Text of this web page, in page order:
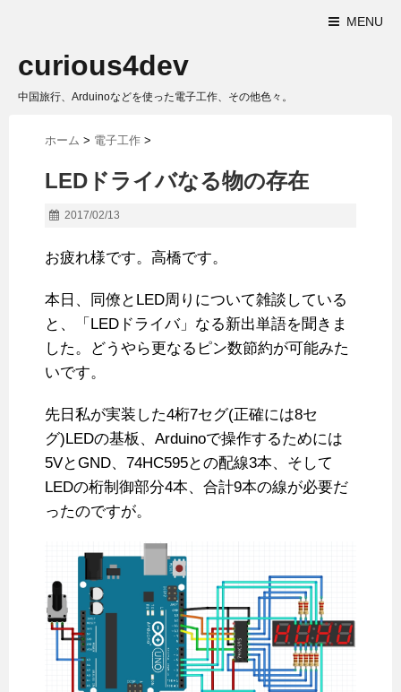
MENU
curious4dev
中国旅行、Arduinoなどを使った電子工作、その他色々。
ホーム > 電子工作 >
LEDドライバなる物の存在
2017/02/13
お疲れ様です。高橋です。
本日、同僚とLED周りについて雑談している
と、「LEDドライバ」なる新出単語を聞きま
した。どうやら更なるピン数節約が可能みた
いです。
先日私が実装した4桁7セグ(正確には8セ
グ)LEDの基板、Arduinoで操作するためには
5VとGND、74HC595との配線3本、そして
LEDの桁制御部分4本、合計9本の線が必要だ
ったのですが。